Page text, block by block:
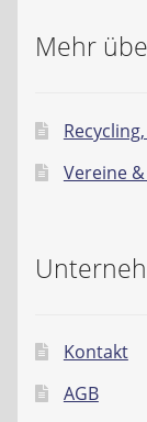
Mehr
Vereine
Kontakt
AGB